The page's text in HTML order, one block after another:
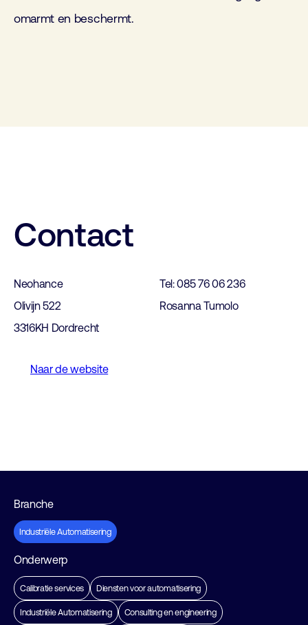
Branche
Industriële Automatisering
Onderwerp
Calibratie services Diensten voor automatisering
Industriële Automatisering Consulting en engineering
omarmt en beschermt.
Contact
Neohance
Olivijn 522
3316KH Dordrecht
Tel: 085 76 06 236
Rosanna Tumolo
Naar de website